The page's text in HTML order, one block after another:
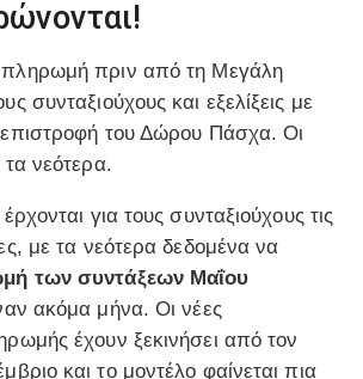
πριν από τη Μεγάλη
συνταξιούχους και εξελίξεις με
επιστροφή του Δώρου Πάσχα. Οι
τα νεότερα.
για τους συνταξιούχους τις
με τα νεότερα δεδομένα να
των συντάξεων Μαΐου
ακόμα μήνα. Οι νέες
έχουν ξεκινήσει από τον
και το μοντέλο φαίνεται πια